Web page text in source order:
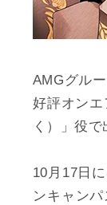
AMGグル
好評オン
く）」役
10月17日
ンキャン